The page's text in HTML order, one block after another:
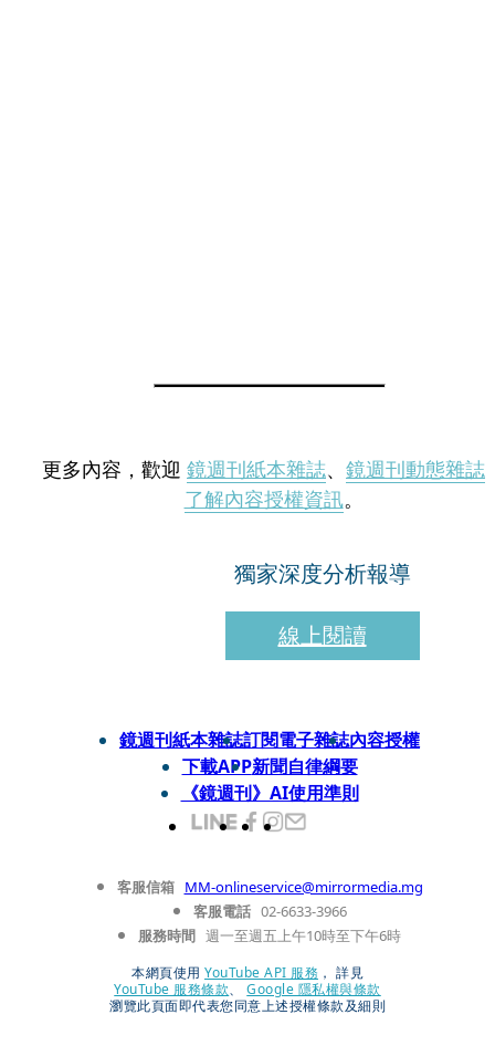
更多內容，歡迎 鏡週刊紙本雜誌、 鏡週刊動態雜誌
了解內容授權資訊。
獨家深度分析報導
線上閱讀
鏡週刊紙本雜誌訂閱電子雜誌內容授權
下載APP新聞自律綱要
《鏡週刊》AI使用準則
客服信箱 MM-onlineservice@mirrormedia.mg
客服電話 02-6633-3966
服務時間 週一至週五上午10時至下午6時
本網頁使用 YouTube API 服務 ， 詳見
YouTube 服務條款、
Google 隱私權與條款
瀏覽此頁面即代表您同意上述授權條款及細則